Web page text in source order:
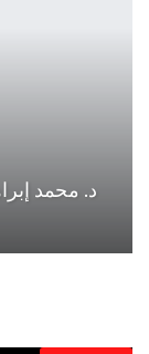
د. محمد